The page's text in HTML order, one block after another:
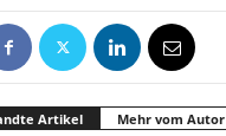
Artikel Mehr vom Autor